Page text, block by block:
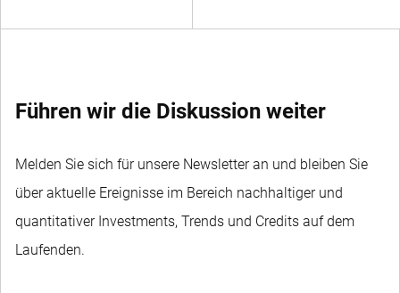
Führen wir die Diskussion weiter
Melden Sie sich für unsere Newsletter an und bleiben Sie
über aktuelle Ereignisse im Bereich nachhaltiger und
quantitativer Investments, Trends und Credits auf dem
Laufenden.